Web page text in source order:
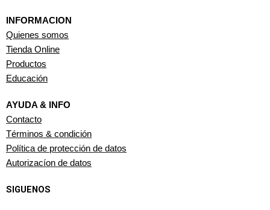
INFORMACION
Quienes somos
Tienda Online
Productos
Educación
AYUDA & INFO
Contacto
Términos & condición
Política de protección de datos
Autorizacíon de datos
SIGUENOS